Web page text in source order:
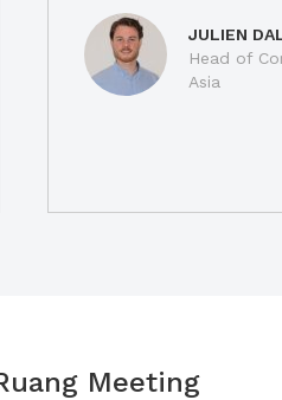
JULIEN
Head of
Asia
Meeting